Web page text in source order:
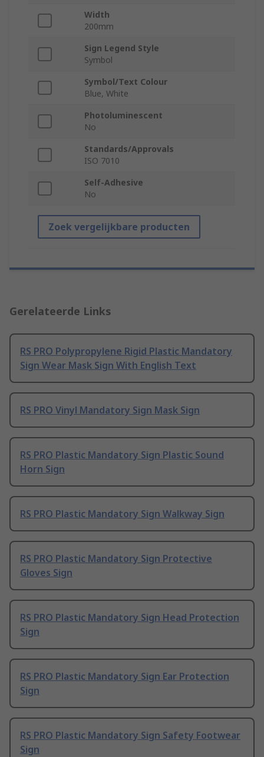
Width
200mm
Sign Legend Style
Symbol
Symbol/Text Colour
Blue, White
Photoluminescent
No
Standards/Approvals
ISO 7010
Self-Adhesive
No
Zoek vergelijkbare producten
Gerelateerde Links
RS PRO Polypropylene Rigid Plastic Mandatory
Sign Wear Mask Sign With English Text
RS PRO Vinyl Mandatory Sign Mask Sign
RS PRO Plastic Mandatory Sign Plastic Sound
Horn Sign
RS PRO Plastic Mandatory Sign Walkway Sign
RS PRO Plastic Mandatory Sign Protective
Gloves Sign
RS PRO Plastic Mandatory Sign Head Protection
Sign
RS PRO Plastic Mandatory Sign Ear Protection
Sign
RS PRO Plastic Mandatory Sign Safety Footwear
Sign